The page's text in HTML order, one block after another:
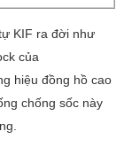
KIF ra đời như
của
hiệu đồng hồ cao
chống sốc này